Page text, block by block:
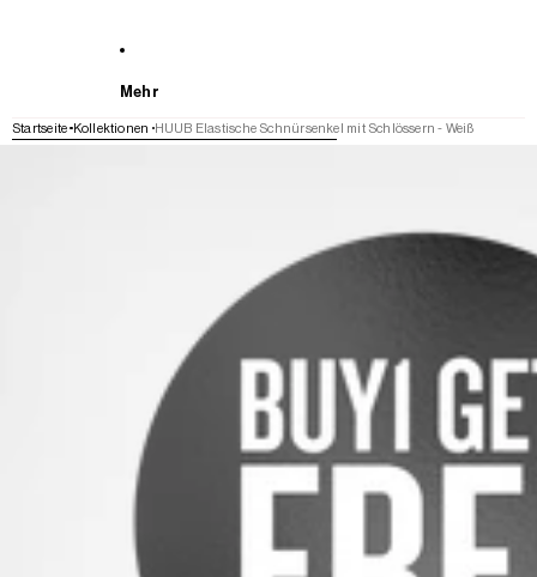
Mehr
Startseite Kollektionen HUUB Elastische Schnürsenkel mit Schlössern - Weiß
WEITER ZU DEN PRODUKTINFORMATIONEN